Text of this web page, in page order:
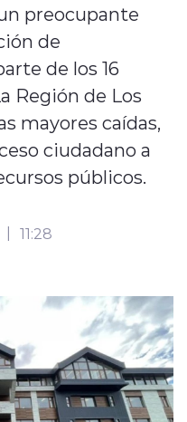
preocupante
de
de los 16
Región de Los
mayores caídas,
ciudadano a
públicos.
11:28